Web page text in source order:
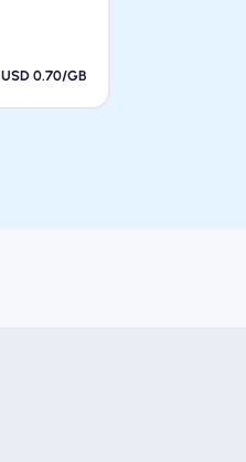
USD 0.70/GB